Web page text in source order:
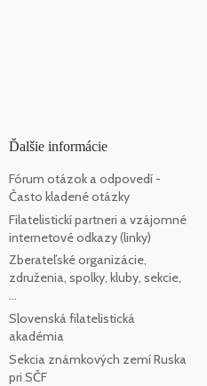
Ďalšie informácie
Fórum otázok a odpovedí -
Často kladené otázky
Filatelistickí partneri a vzájomné
internetové odkazy (linky)
Zberateľské organizácie,
združenia, spolky, kluby, sekcie,
...
Slovenská filatelistická
akadémia
Sekcia známkových zemí Ruska
pri SČF